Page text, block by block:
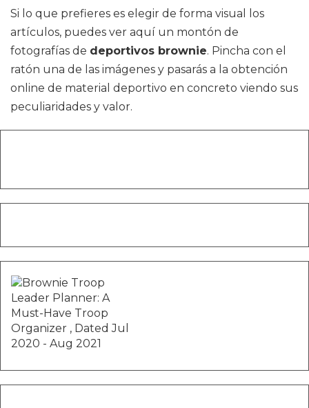
Si lo que prefieres es elegir de forma visual los
artículos, puedes ver aquí un montón de
fotografías de deportivos brownie. Pincha con el
ratón una de las imágenes y pasarás a la obtención
online de material deportivo en concreto viendo sus
peculiaridades y valor.